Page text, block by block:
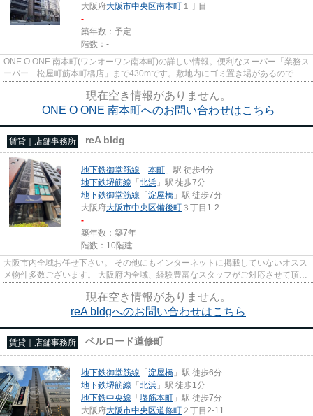
大阪府大阪市中央区南本町 １丁目
-
築年数：予定
階数：-
ONE O ONE 南本町(ワンオーワン南本町)の詳しい情報。便利なスーパー「業務ス
ーパー 松屋町筋本町橋店」まで430mです。敷地内にゴミ置き場があるのでわ
ざわざゴミを捨てに行く手間が...
現在空き情報がありません。
ONE O ONE 南本町へのお問い合わせはこちら
賃貸｜店舗事務所 reA bldg
地下鉄御堂筋線 「本町 」駅 徒歩4分
地下鉄堺筋線 「北浜 」駅 徒歩7分
地下鉄御堂筋線 「淀屋橋 」駅 徒歩7分
大阪府大阪市中央区備後町 ３丁目1-2
-
築年数：築7年
階数：10階建
大阪市内全域お任せ下さい。 その他にもインターネットに掲載していないオスス
メ物件多数ございます。 大阪府内全域、経験豊富なスタッフがご対応させて頂き
ます。 尚、弊社ではおとり...
現在空き情報がありません。
reA bldgへのお問い合わせはこちら
賃貸｜店舗事務所 ベルロード道修町
地下鉄御堂筋線 「淀屋橋 」駅 徒歩6分
地下鉄堺筋線 「北浜 」駅 徒歩1分
地下鉄中央線 「堺筋本町 」駅 徒歩7分
大阪府大阪市中央区道修町 ２丁目2-11